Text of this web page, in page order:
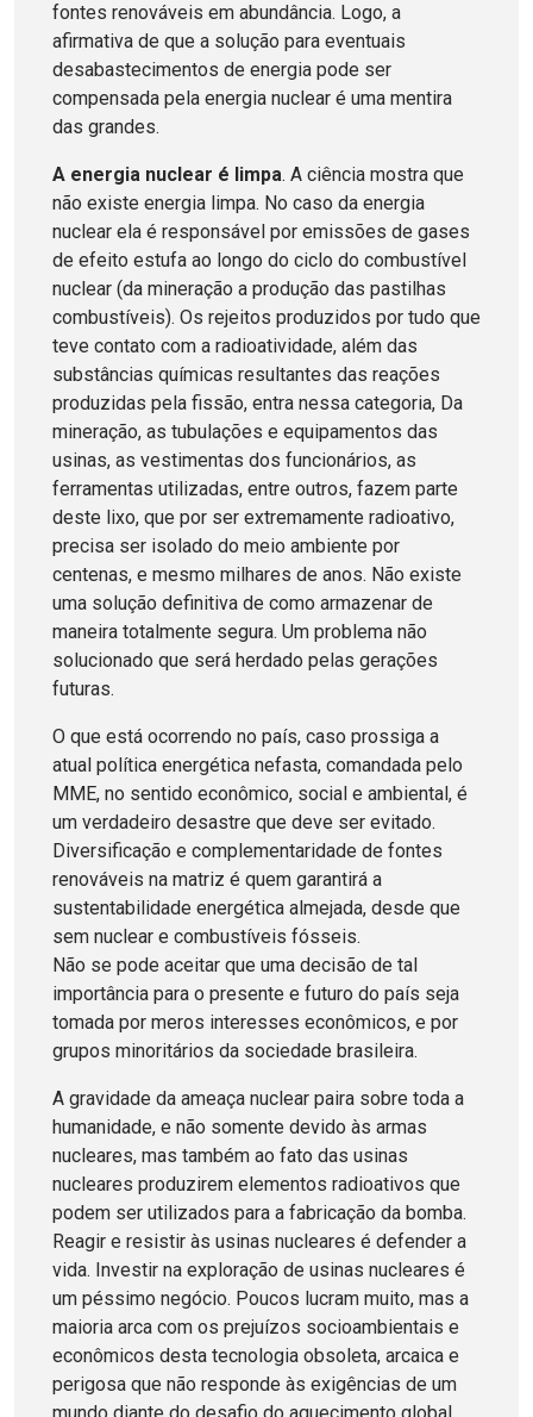
fontes renováveis em abundância. Logo, a
afirmativa de que a solução para eventuais
desabastecimentos de energia pode ser
compensada pela energia nuclear é uma mentira
das grandes.
A energia nuclear é limpa. A ciência mostra que
não existe energia limpa. No caso da energia
nuclear ela é responsável por emissões de gases
de efeito estufa ao longo do ciclo do combustível
nuclear (da mineração a produção das pastilhas
combustíveis). Os rejeitos produzidos por tudo que
teve contato com a radioatividade, além das
substâncias químicas resultantes das reações
produzidas pela fissão, entra nessa categoria, Da
mineração, as tubulações e equipamentos das
usinas, as vestimentas dos funcionários, as
ferramentas utilizadas, entre outros, fazem parte
deste lixo, que por ser extremamente radioativo,
precisa ser isolado do meio ambiente por
centenas, e mesmo milhares de anos. Não existe
uma solução definitiva de como armazenar de
maneira totalmente segura. Um problema não
solucionado que será herdado pelas gerações
futuras.
O que está ocorrendo no país, caso prossiga a
atual política energética nefasta, comandada pelo
MME, no sentido econômico, social e ambiental, é
um verdadeiro desastre que deve ser evitado.
Diversificação e complementaridade de fontes
renováveis na matriz é quem garantirá a
sustentabilidade energética almejada, desde que
sem nuclear e combustíveis fósseis.
Não se pode aceitar que uma decisão de tal
importância para o presente e futuro do país seja
tomada por meros interesses econômicos, e por
grupos minoritários da sociedade brasileira.
A gravidade da ameaça nuclear paira sobre toda a
humanidade, e não somente devido às armas
nucleares, mas também ao fato das usinas
nucleares produzirem elementos radioativos que
podem ser utilizados para a fabricação da bomba.
Reagir e resistir às usinas nucleares é defender a
vida. Investir na exploração de usinas nucleares é
um péssimo negócio. Poucos lucram muito, mas a
maioria arca com os prejuízos socioambientais e
econômicos desta tecnologia obsoleta, arcaica e
perigosa que não responde às exigências de um